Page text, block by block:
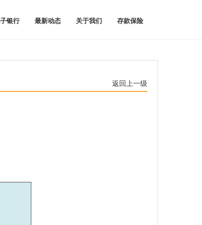
银行 最新动态 关于我们 存款保险
返回上一级